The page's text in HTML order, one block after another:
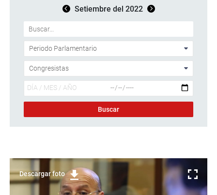
Setiembre del 2022
Descargar foto